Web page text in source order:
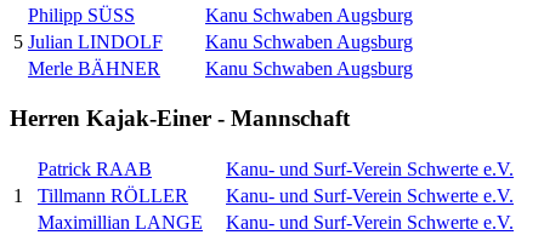
5
Philipp SÜSS
Kanu Schwaben Augsburg
Julian LINDOLF
Kanu Schwaben Augsburg
Merle BÄHNER
Kanu Schwaben Augsburg
Herren Kajak-Einer - Mannschaft
1
Patrick RAAB
Kanu- und Surf-Verein Schwerte e.V.
Tillmann RÖLLER
Kanu- und Surf-Verein Schwerte e.V.
Maximillian LANGE
Kanu- und Surf-Verein Schwerte e.V.